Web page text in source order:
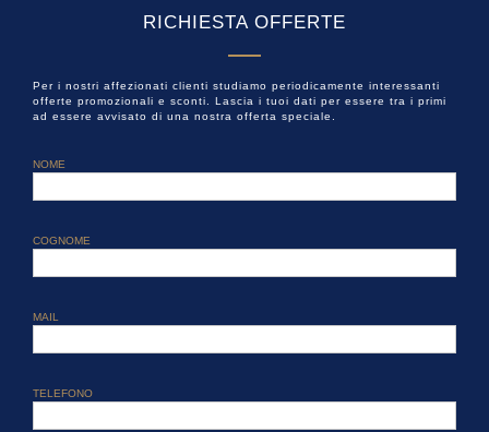
RICHIESTA OFFERTE
Per i nostri affezionati clienti studiamo periodicamente interessanti
offerte promozionali e sconti. Lascia i tuoi dati per essere tra i primi
ad essere avvisato di una nostra offerta speciale.
NOME
COGNOME
MAIL
TELEFONO